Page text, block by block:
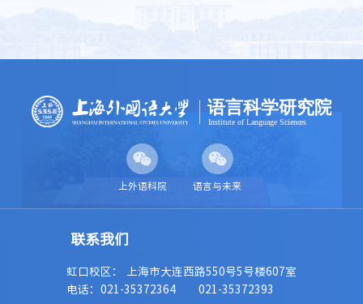
上外语科院 语言与未来
虹口校区： 上海市大连西路550号5号楼607室
电话：021-35372364
021-35372393